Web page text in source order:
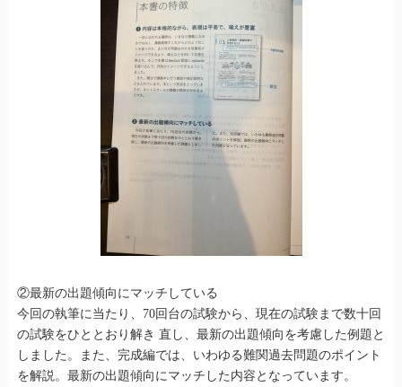
②最新の出題傾向にマッチしている
今回の執筆に当たり、70回台の試験から、現在の試験まで数十回
の試験をひととおり解き 直し、最新の出題傾向を考慮した例題と
しました。また、完成編では、いわゆる難関過去問題のポイント
を解説。最新の出題傾向にマッチした内容となっています。